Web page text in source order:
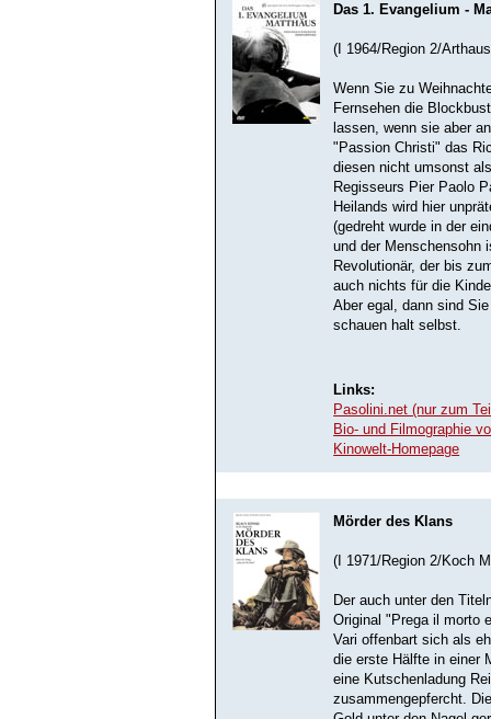
Das 1. Evangelium -
(I 1964/Region 2/
Wenn Sie zu
Fernsehen die
lassen, wenn sie aber
"Passion Christi" das
diesen nicht umsonst
Regisseurs Pier Paolo
Heilands wird hier
(gedreht wurde in der
und der Menschensohn
Revolutionär, der bis
auch nichts für die
Aber egal, dann sind
schauen halt selbst.
Links:
Pasolini.net (nur zum
Bio- und Filmographie
Kinowelt-Homepage
Mörder des Klans
(I 1971/Region 2/Koch
Der auch unter den
Original "Prega il morto
Vari offenbart sich als
die erste Hälfte in einer
eine Kutschenladung
zusammengepfercht.